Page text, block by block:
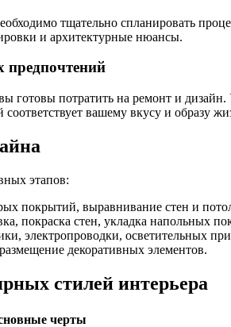
тщательно спланировать
и архитектурные нюансы.
предпочтений
готовы потратить на ремонт и
соответствует вашему вкусу и образу
этапов:
покрытий, выравнивание стен и
покраска стен, укладка напольных
электропроводки, осветительных
декоративных элементов.
стилей интерьера
черты